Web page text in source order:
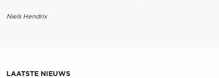
Niels Hendrix
LAATSTE NIEUWS